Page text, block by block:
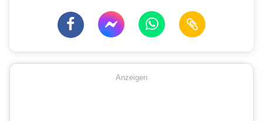
Anzeigen